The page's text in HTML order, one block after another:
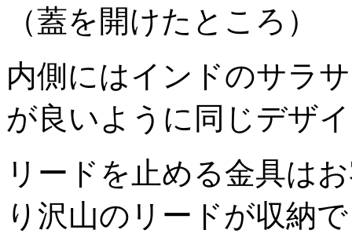
（蓋を開けたところ）
内側にはインドのサラ
が良いように同じデザ
リードを止める金具は
り沢山のリードが収納